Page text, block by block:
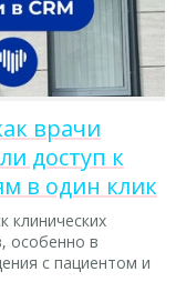
врачи
доступ к
в один клик
клинических
особенно в
с пациентом и